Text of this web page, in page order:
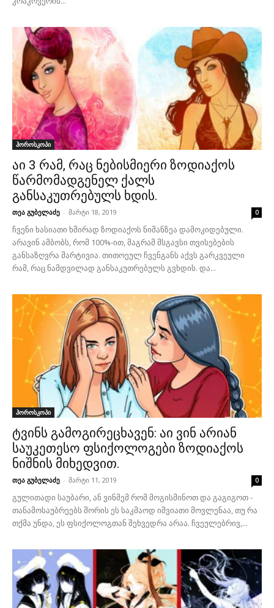
ჰოროსკოპი
აი 3 რამ, რაც ნებისმიერი ზოდიაქოს
წარმომადგენელ ქალს
განსაკუთრებულს ხდის.
თეა გუბელაძე - მარტი 18, 2019 0
ჩვენი ხასიათი ხშირად ზოდიაქოს ნიშანზეა დამოკიდებული.
არავინ ამბობს, რომ 100%-ით, მაგრამ მსგავსი თვისებების
განსაზღვრა მარტივია. თითოეულ ჩვენგანს აქვს გარკვეული
რამ, რაც ნამდვილად განსაკუთრებულს გვხდის. და...
ჰოროსკოპი
ტვინს გამოგირეცხავენ: აი ვინ არიან
საუკეთესო ფსიქოლოგები ზოდიაქოს
ნიშნის მიხედვით.
თეა გუბელაძე - მარტი 11, 2019 0
გულითადი საუბარი, ან ვინმემ რომ მოგისმინოთ და გაგიგოთ -
თანამოსაუბრეებს შორის ეს საკმაოდ იშვიათი მოვლენაა, თუ რა
თქმა უნდა, ეს ფსიქოლოგთან შეხვედრა არაა. ჩვეულებრივ,...